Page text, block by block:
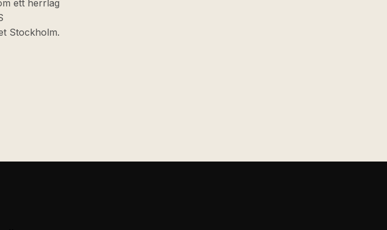
ett herrlag
Stockholm.